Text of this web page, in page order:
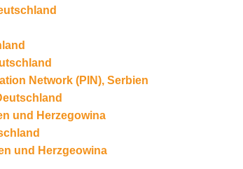
Network (PIN), Serbien
und Herzegowina
und Herzgeowina